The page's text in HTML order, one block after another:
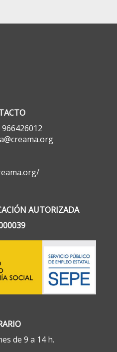
AUTORIZADA
de 9 a 14 h.